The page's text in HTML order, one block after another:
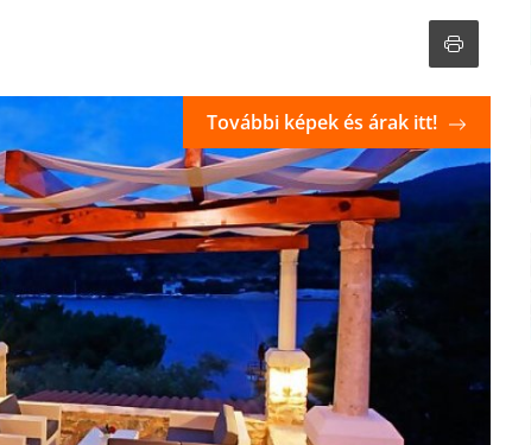
További képek és árak itt!